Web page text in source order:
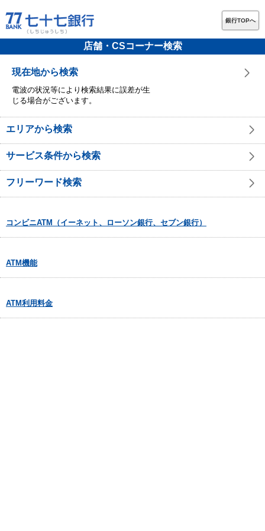
銀行TOPへ
店舗・CSコーナー検索
現在地から検索
電波の状況等により検索結果に誤差が生
じる場合がございます。
エリアから検索
サービス条件から検索
フリーワード検索
コンビニATM（イーネット、ローソン銀行、セブン銀行）
ATM機能
ATM利用料金